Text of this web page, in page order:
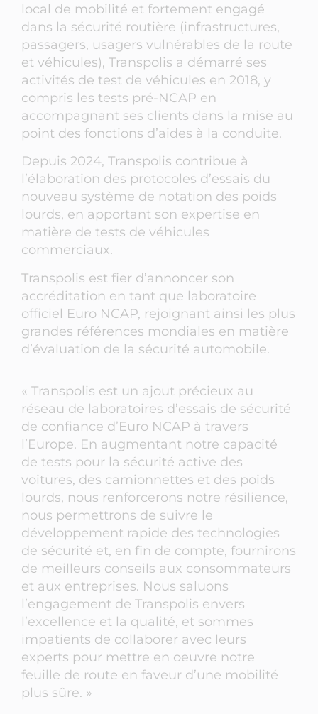
local de mobilité et fortement engagé
dans la sécurité routière (infrastructures,
passagers, usagers vulnérables de la route
et véhicules), Transpolis a démarré ses
activités de test de véhicules en 2018, y
compris les tests pré-NCAP en
accompagnant ses clients dans la mise au
point des fonctions d’aides à la conduite.
Depuis 2024, Transpolis contribue à
l’élaboration des protocoles d’essais du
nouveau système de notation des poids
lourds, en apportant son expertise en
matière de tests de véhicules
commerciaux.
Transpolis est fier d’annoncer son
accréditation en tant que laboratoire
officiel Euro NCAP, rejoignant ainsi les plus
grandes références mondiales en matière
d’évaluation de la sécurité automobile.
« Transpolis est un ajout précieux au
réseau de laboratoires d’essais de sécurité
de confiance d’Euro NCAP à travers
l’Europe. En augmentant notre capacité
de tests pour la sécurité active des
voitures, des camionnettes et des poids
lourds, nous renforcerons notre résilience,
nous permettrons de suivre le
développement rapide des technologies
de sécurité et, en fin de compte, fournirons
de meilleurs conseils aux consommateurs
et aux entreprises. Nous saluons
l’engagement de Transpolis envers
l’excellence et la qualité, et sommes
impatients de collaborer avec leurs
experts pour mettre en oeuvre notre
feuille de route en faveur d’une mobilité
plus sûre. »